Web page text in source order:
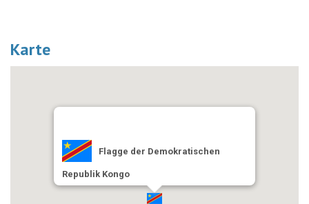
Karte
Flagge der Demokratischen
Republik Kongo